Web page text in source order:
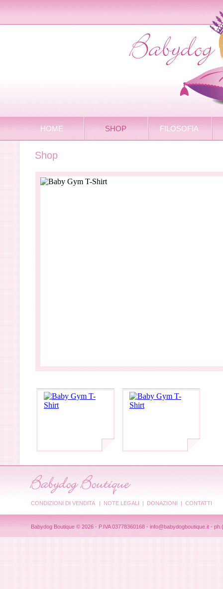
HOME SHOP FILOSOFIA
Shop
CONDIZIONI DI VENDITA | NOTE LEGALI | DONAZIONI | CONTATTI
Babydog Boutique © 2026 - P.IVA 03778360168 - info@babydogboutique.it -